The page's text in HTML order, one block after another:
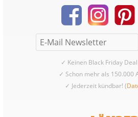
✓ Keinen Black Friday
✓ Schon mehr als 150.000
✓ Jederzeit kündbar! (